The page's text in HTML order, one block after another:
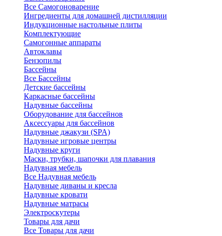
Все Самогоноварение
Ингредиенты для домашней дистилляции
Индукционные настольные плиты
Комплектующие
Самогонные аппараты
Автоклавы
Бензопилы
Бассейны
Все Бассейны
Детские бассейны
Каркасные бассейны
Надувные бассейны
Оборудование для бассейнов
Аксессуары для бассейнов
Надувные джакузи (SPA)
Надувные игровые центры
Надувные круги
Маски, трубки, шапочки для плавания
Надувная мебель
Все Надувная мебель
Надувные диваны и кресла
Надувные кровати
Надувные матрасы
Электроскутеры
Товары для дачи
Все Товары для дачи